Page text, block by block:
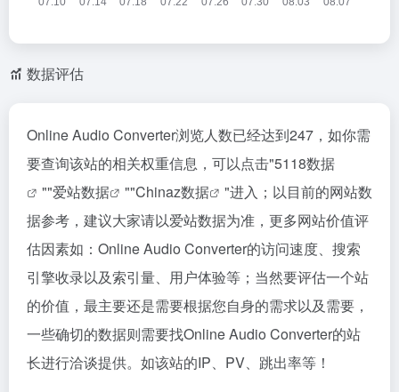
数据评估
Online Audio Converter浏览人数已经达到247，如你需
要查询该站的相关权重信息，可以点击"5118数据
""爱站数据 ""Chinaz数据
"进入；以目前的网站数
据参考，建议大家请以爱站数据为准，更多网站价值评
估因素如：Online Audio Converter的访问速度、搜索
引擎收录以及索引量、用户体验等；当然要评估一个站
的价值，最主要还是需要根据您自身的需求以及需要，
一些确切的数据则需要找Online Audio Converter的站
长进行洽谈提供。如该站的IP、PV、跳出率等！